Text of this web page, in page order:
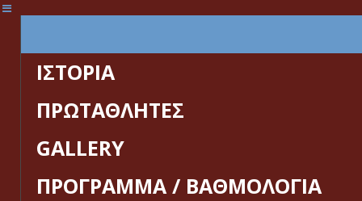
ΙΣΤΟΡΙΑ
ΠΡΩΤΑΘΛΗΤΕΣ
GALLERY
ΠΡΟΓΡΑΜΜΑ / ΒΑΘΜΟΛΟΓΙΑ